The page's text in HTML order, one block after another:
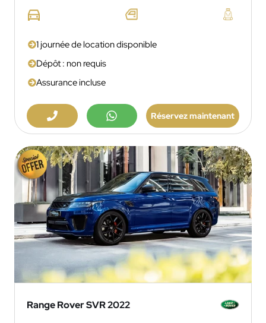
1 journée de location disponible
Dépôt : non requis
Assurance incluse
Réservez maintenant
Range Rover SVR 2022